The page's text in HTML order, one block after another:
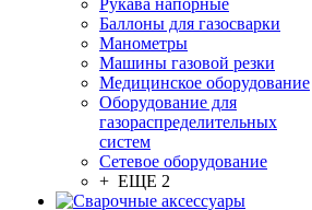
Рукава напорные
Баллоны для газосварки
Манометры
Машины газовой резки
Медицинское оборудование
Оборудование для
газораспределительных
систем
Сетевое оборудование
+ ЕЩЕ 2